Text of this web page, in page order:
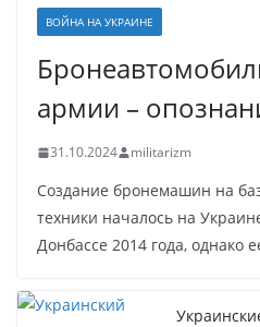
ВОЙНА НА УКРАИНЕ
армии –
31.10.2024 militarizm
Создание бронемашин на
техники началось на
Донбассе 2014 года, однако